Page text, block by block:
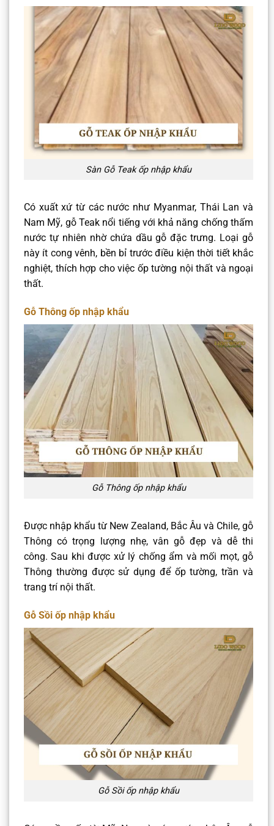
Sàn Gỗ Teak ốp nhập khẩu
Có xuất xứ từ các nước như Myanmar, Thái Lan và
Nam Mỹ, gỗ Teak nổi tiếng với khả năng chống thấm
nước tự nhiên nhờ chứa dầu gỗ đặc trưng. Loại gỗ
này ít cong vênh, bền bỉ trước điều kiện thời tiết khắc
nghiệt, thích hợp cho việc ốp tường nội thất và ngoại
thất.​
Gỗ Thông ốp nhập khẩu
Gỗ Thông ốp nhập khẩu
Được nhập khẩu từ New Zealand, Bắc Âu và Chile, gỗ
Thông có trọng lượng nhẹ, vân gỗ đẹp và dễ thi
công. Sau khi được xử lý chống ẩm và mối mọt, gỗ
Thông thường được sử dụng để ốp tường, trần và
trang trí nội thất.​
Gỗ Sồi ốp nhập khẩu
Gỗ Sồi ốp nhập khẩu